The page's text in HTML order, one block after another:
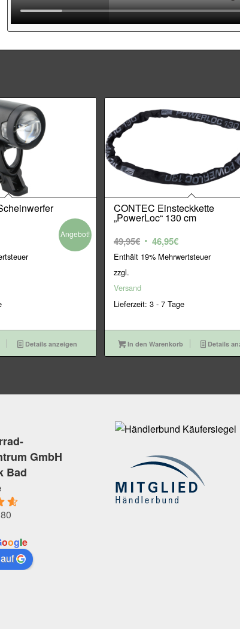
Angebot!
Details anzeigen
CONTEC Einsteckkette
„PowerLoc“ 130 cm
49,95€ Ursprünglicher
Preis
46,95€Aktueller
Preis
Enthält 19% Mehrwertsteuer
zzgl.
Versand
Lieferzeit: 3 - 7 Tage
In den Warenkorb Details
GmbH
Bad
oogle